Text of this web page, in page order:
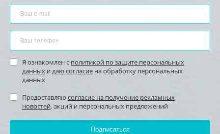
Я ознакомлен с политикой по защите персональных
данных и даю согласие на обработку персональных
данных
Предоставляю согласие на получение рекламных
новостей, акций и персональных предложений